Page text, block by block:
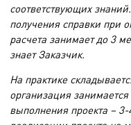
соответствующих
получения справки при
расчета занимает до 3
знает Заказчик.
На практике
организация занимается
выполнения проекта –